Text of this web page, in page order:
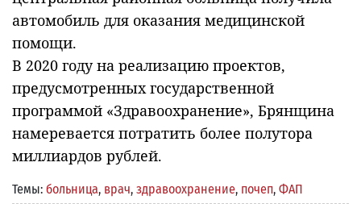
автомобиль для оказания медицинской
помощи.
В 2020 году на реализацию проектов,
предусмотренных государственной
программой «Здравоохранение», Брянщина
намеревается потратить более полутора
миллиардов рублей.
Темы: больница, врач, здравоохранение, почеп, ФАП